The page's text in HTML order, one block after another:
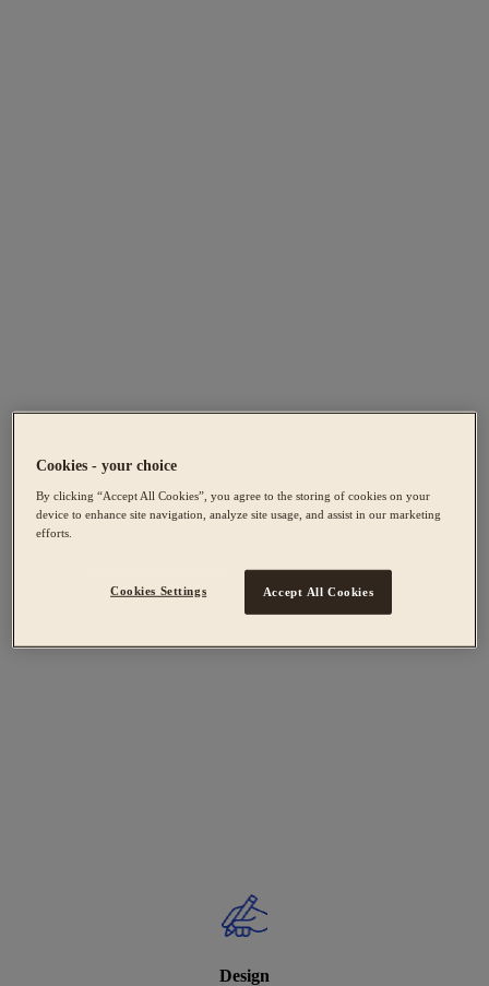
Design
Cookies - your choice
By clicking “Accept All Cookies”, you agree to the storing of cookies on your
device to enhance site navigation, analyze site usage, and assist in our marketing
efforts.
Cookies Settings Accept All Cookies